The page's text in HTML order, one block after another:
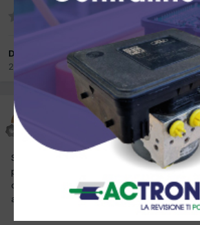
Da Giube2000
26 Gennaio 2013in Meccatronica
Giube2000
26 Gennaio 2013
Salve chiedo il funzionamento del doppio
pompa di iniezione.grazie.mi spiego
corsa del volante sparisce un rumore di
assorbe le vivrazioni della catena di